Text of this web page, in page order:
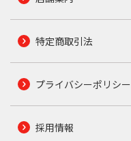
特定商取引法
プライバシーポリシー
採用情報